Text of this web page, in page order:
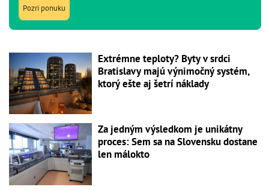
Pozri ponuku
Extrémne teploty? Byty v srdci
Bratislavy majú výnimočný systém,
ktorý ešte aj šetrí náklady
Za jedným výsledkom je unikátny
proces: Sem sa na Slovensku dostane
len málokto